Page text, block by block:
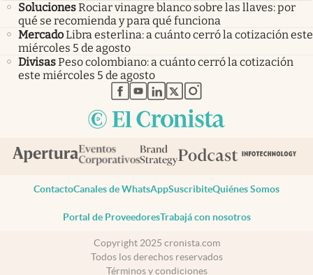
SolucionesRociar vinagre blanco sobre las llaves: por
qué se recomienda y para qué funciona
MercadoLibra esterlina: a cuánto cerró la cotización este
miércoles 5 de agosto
DivisasPeso colombiano: a cuánto cerró la cotización
este miércoles 5 de agosto
abre en nueva pestaña
abre en nueva pestaña
abre en nueva pestaña
abre en nueva pestaña
abre en nueva pestaña
ContactoCanales de WhatsAppSuscribiteQuiénes Somos
Portal de ProveedoresTrabajá con nosotros
Copyright 2025 cronista.com
Todos los derechos reservados
Términos y condiciones